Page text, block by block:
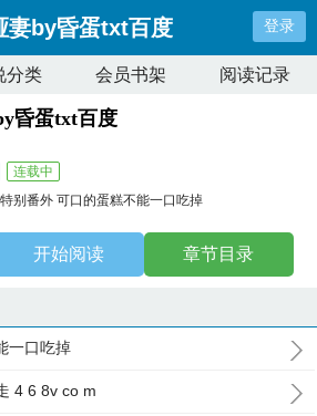
妻by昏蛋txt百度 登录
分类 会员书架 阅读记录
昏蛋txt百度
连载中
特别番外 可口的蛋糕不能一口吃掉
开始阅读 章节目录
一口吃掉
4 6 8v co m